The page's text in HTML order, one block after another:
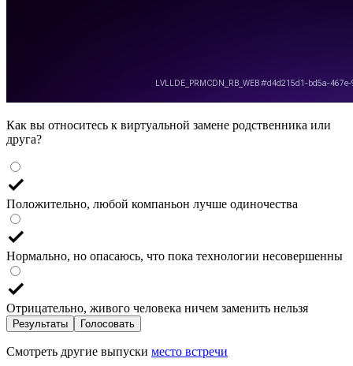
Как вы относитесь к виртуальной замене родственника или
друга?
Положительно, любой компаньон лучше одиночества
Нормально, но опасаюсь, что пока технологии несовершенны
Отрицательно, живого человека ничем заменить нельзя
Результаты Голосовать
Смотреть другие выпуски место встречи